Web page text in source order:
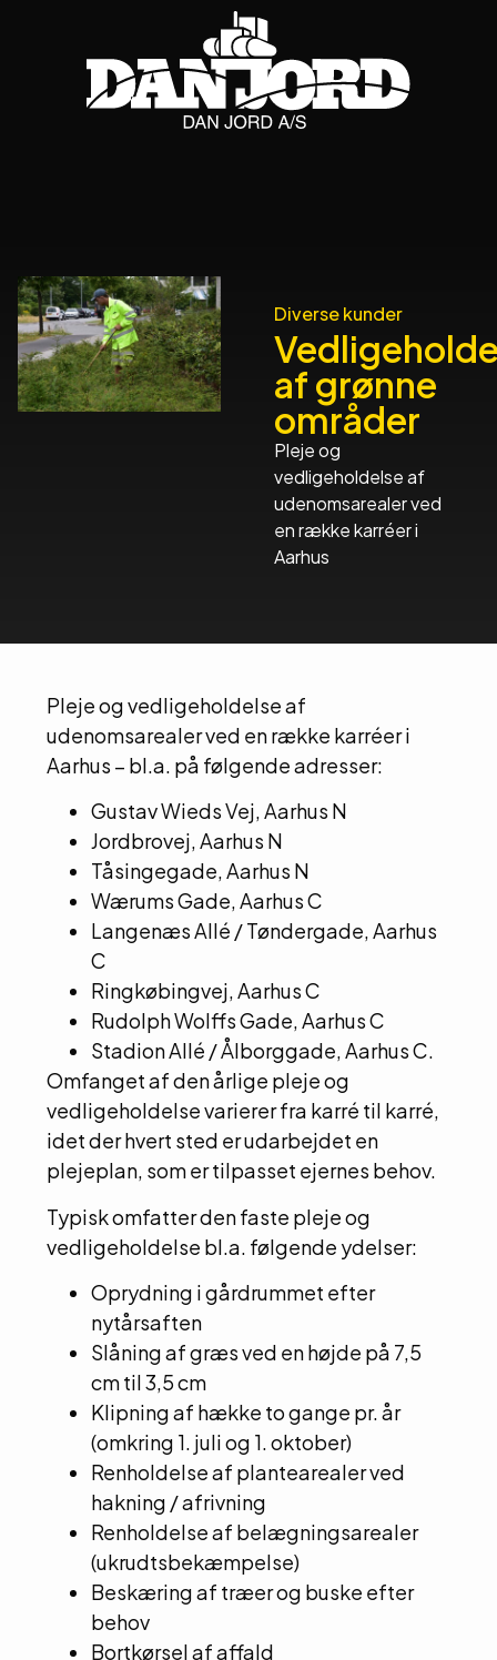
Diverse kunder
af grønne
områder
Pleje og
vedligeholdelse af
udenomsarealer ved
en række karréer i
Aarhus
Pleje og vedligeholdelse af
udenomsarealer ved en række karréer i
Aarhus – bl.a. på følgende adresser:
Gustav Wieds Vej, Aarhus N
Jordbrovej, Aarhus N
Tåsingegade, Aarhus N
Wærums Gade, Aarhus C
Langenæs Allé / Tøndergade, Aarhus
C
Ringkøbingvej, Aarhus C
Rudolph Wolffs Gade, Aarhus C
Stadion Allé / Ålborggade, Aarhus C.
Omfanget af den årlige pleje og
vedligeholdelse varierer fra karré til karré,
idet der hvert sted er udarbejdet en
plejeplan, som er tilpasset ejernes behov.
Typisk omfatter den faste pleje og
vedligeholdelse bl.a. følgende ydelser:
Oprydning i gårdrummet efter
nytårsaften
Slåning af græs ved en højde på 7,5
cm til 3,5 cm
Klipning af hække to gange pr. år
(omkring 1. juli og 1. oktober)
Renholdelse af plantearealer ved
hakning / afrivning
Renholdelse af belægningsarealer
(ukrudtsbekæmpelse)
Beskæring af træer og buske efter
behov
Bortkørsel af affald